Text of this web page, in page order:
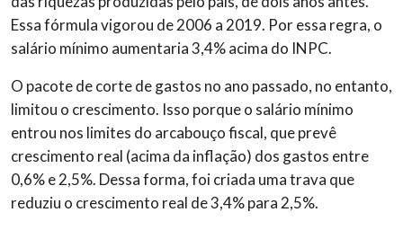
Essa fórmula vigorou de 2006 a 2019. Por essa regra, o
salário mínimo aumentaria 3,4% acima do INPC.
O pacote de corte de gastos no ano passado, no entanto,
limitou o crescimento. Isso porque o salário mínimo
entrou nos limites do arcabouço fiscal, que prevê
crescimento real (acima da inflação) dos gastos entre
0,6% e 2,5%. Dessa forma, foi criada uma trava que
reduziu o crescimento real de 3,4% para 2,5%.